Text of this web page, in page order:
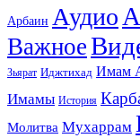
Арбаин Аудио
Важное
Зьярат Иджтихад Имам
Имамы История
Молитва Мухаррам